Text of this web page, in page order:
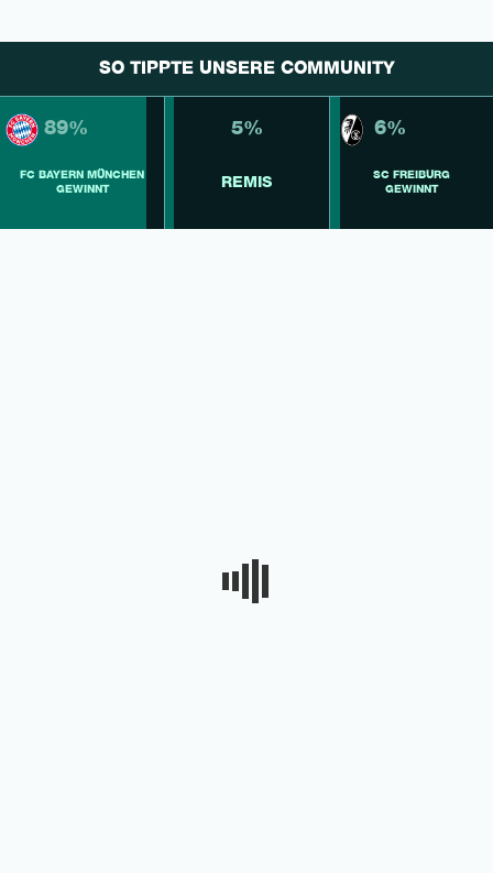
SO TIPPTE UNSERE COMMUNITY
89%
FC BAYERN MÜNCHEN
GEWINNT
5%
REMIS
6%
SC FREIBURG
GEWINNT